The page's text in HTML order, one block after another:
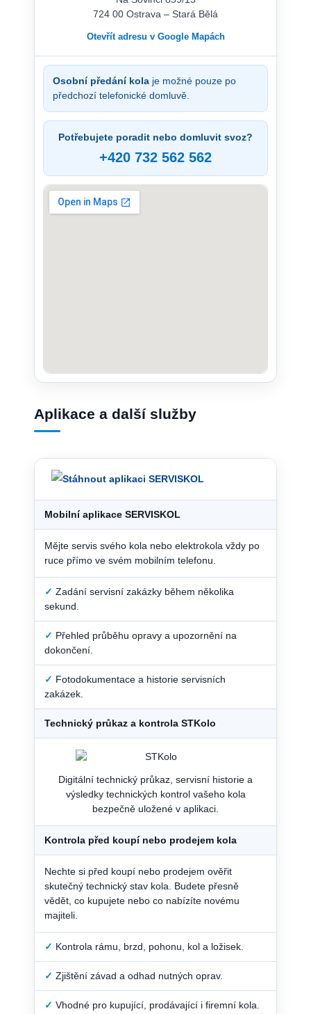
724 00 Ostrava – Stará Bělá
Otevřít adresu v Google Mapách
Osobní předání kola je možné pouze po
předchozí telefonické domluvě.
Potřebujete poradit nebo domluvit svoz?
+420 732 562 562
Aplikace a další služby
Mobilní aplikace SERVISKOL
Mějte servis svého kola nebo elektrokola vždy po
ruce přímo ve svém mobilním telefonu.
✓ Zadání servisní zakázky během několika
sekund.
✓ Přehled průběhu opravy a upozornění na
dokončení.
✓ Fotodokumentace a historie servisních
zakázek.
Technický průkaz a kontrola STKolo
Digitální technický průkaz, servisní historie a
výsledky technických kontrol vašeho kola
bezpečně uložené v aplikaci.
Kontrola před koupí nebo prodejem kola
Nechte si před koupí nebo prodejem ověřit
skutečný technický stav kola. Budete přesně
vědět, co kupujete nebo co nabízíte novému
majiteli.
✓ Kontrola rámu, brzd, pohonu, kol a ložisek.
✓ Zjištění závad a odhad nutných oprav.
✓ Vhodné pro kupující, prodávající i firemní kola.